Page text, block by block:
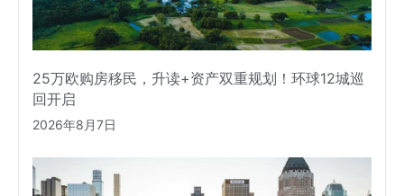
25万欧购房移民，升读+资产双重规划！环球12城巡
回开启
2026年8月7日